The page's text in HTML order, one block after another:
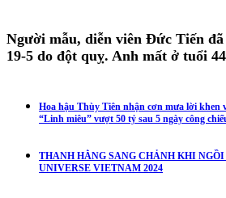
Người mẫu, diễn viên Đức Tiến
19-5 do đột quỵ. Anh mất ở tuổi
Hoa hậu Thùy Tiên nhận cơn mưa lời khen
“Linh miêu” vượt 50 tỷ sau 5 ngày công
THANH HẰNG SANG CHẢNH KHI
UNIVERSE VIETNAM 2024